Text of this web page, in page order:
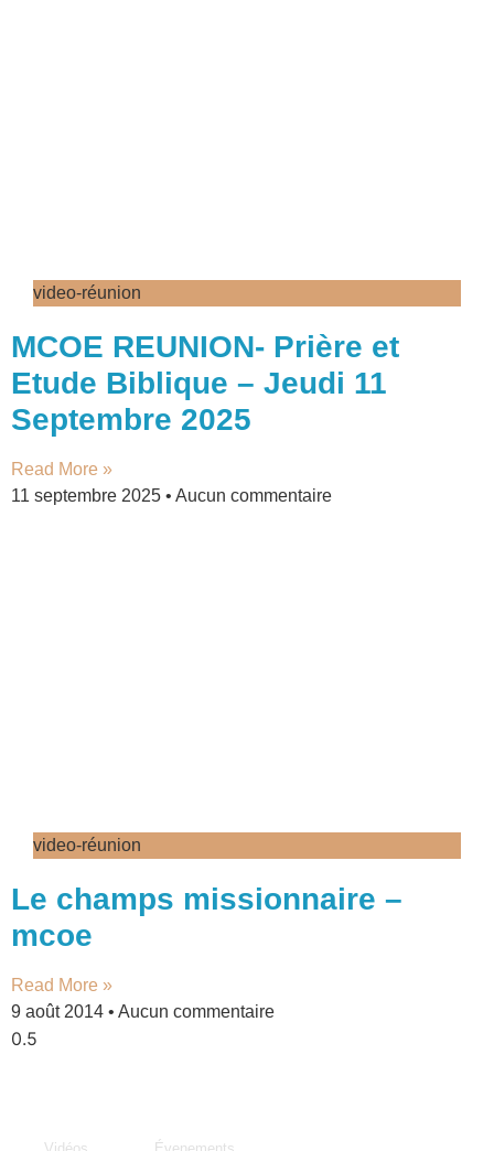
video-réunion
MCOE REUNION- Prière et
Etude Biblique – Jeudi 11
Septembre 2025
Read More »
11 septembre 2025
Aucun commentaire
video-réunion
Le champs missionnaire –
mcoe
Read More »
9 août 2014
Aucun commentaire